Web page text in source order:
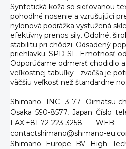
Syntetická koža so sieťovanou
pohodlné nosenie a vzrušujúci
nylonová podrážka vystužená
efektívny prenos sily. Odolné,
stabilitu pri chôdzi. Odsadený
priehlavku. SPD-SL. Hmotnosť od
Odporúčame odmerať chodidlo
veľkostnej tabuľky - zväčša je
väčšiu veľkosť než štandardne
Shimano INC 3-77 Oimatsu-
Osaka 590-8577, Japan Číslo
FAX:+81-72-223-3258
contactshimano@shimano-
Shimano Europe BV High